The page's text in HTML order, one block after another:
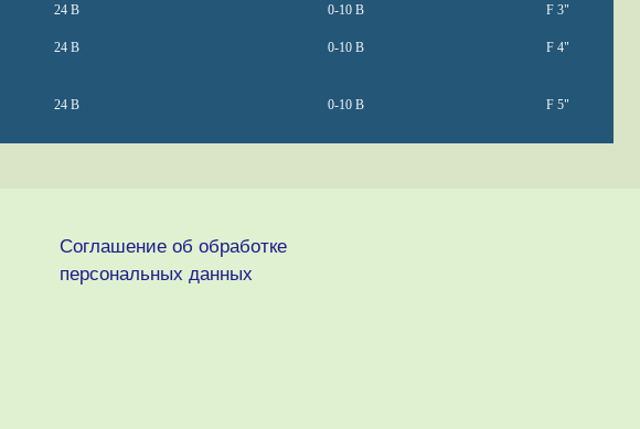
24 В 0-10 В F 3"
24 В 0-10 В F 4"
24 В 0-10 В F 5"
Соглашение об обработке
персональных данных